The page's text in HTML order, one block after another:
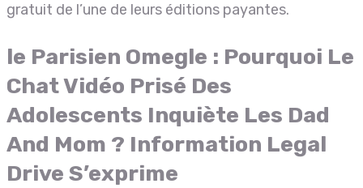
gratuit de l’une de leurs éditions payantes.
le Parisien Omegle : Pourquoi Le
Chat Vidéo Prisé Des
Adolescents Inquiète Les Dad
And Mom ? Information Legal
Drive S’exprime